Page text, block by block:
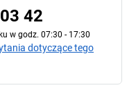
42
w godz. 07:30 - 17:30
dotyczące tego